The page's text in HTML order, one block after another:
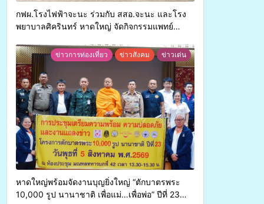
กฟผ.โรงไฟฟ้าจะนะ ร่วมกับ สสอ.จะนะ และโรง
พยาบาลศิครินทร์ หาดใหญ่ จัดกิจกรรมแพทย์
ข่าวการท่องเที่ยว ข่าวสังคม ข่าวเด่น
หาดใหญ่พร้อมจัดงานบุญยิ่งใหญ่ “ตักบาตรพระ
10,000 รูป นานาชาติ เพื่อแม่…เพื่อพ่อ” ปีที่ 23